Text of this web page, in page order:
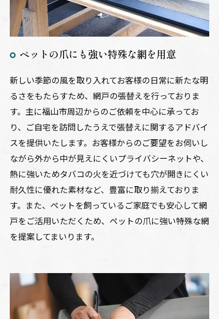
ペットの爪にも強い特殊な網を用意
新しい季節の風を取り入れてお客様の日常に新たな明
るさをもたらすため、網戸の張替えを行っておりま
す。主に福山市周辺からのご依頼を中心に承ってお
り、ご自宅を訪問したうえで張替えに関するアドバイ
スを提供いたします。お客様からのご要望をお伺いし
ながら外から中が見えにくいプライバシーネットや、
熱に強いためタバコの火を近づけても穴が開きにくい
耐久性に優れた素材など、豊富に取り揃えておりま
す。また、ペットを飼っているご家庭でも安心して網
戸をご活用いただくため、ペットの爪に強い特殊な網
を提案してまいります。